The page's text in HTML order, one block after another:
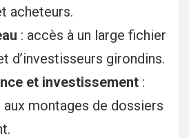
acheteurs.
: accès à un large fichier
d’investisseurs girondins.
et investissement :
montages de dossiers